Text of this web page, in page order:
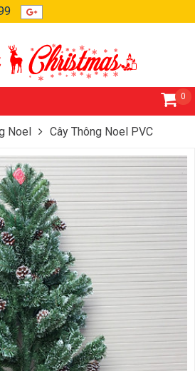
0
Noel Cây Thông Noel PVC
Lá Gắn Trái Thông 1m5